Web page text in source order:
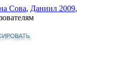
Сова, Даниил 2009,